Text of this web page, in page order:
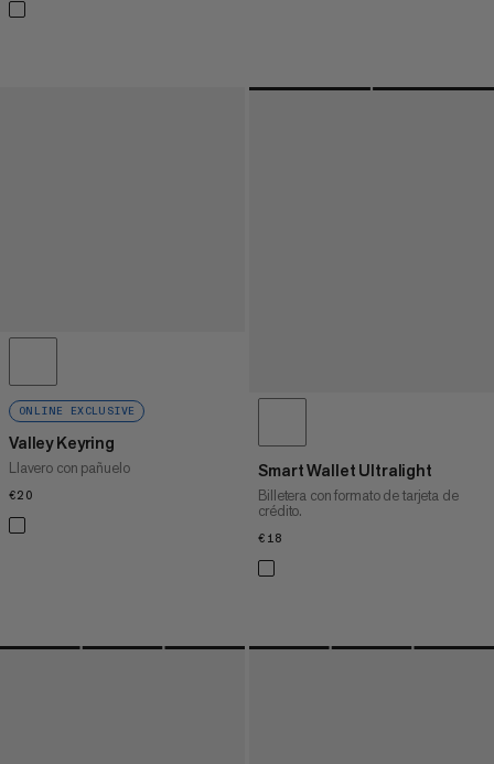
ONLINE EXCLUSIVE
Valley Keyring
Llavero con pañuelo
€20
Smart Wallet Ultralight
Billetera con formato de tarjeta de
crédito.
€18